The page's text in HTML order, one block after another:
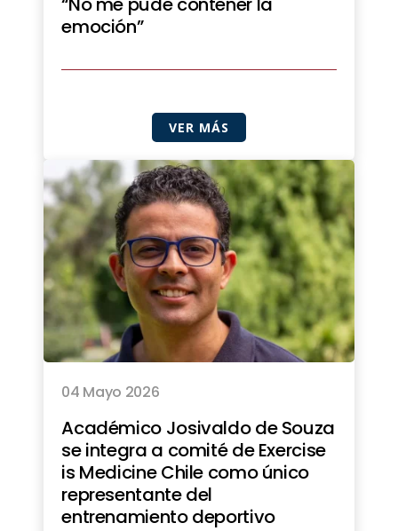
emoción”
VER MÁS
04 Mayo 2026
Académico Josivaldo de Souza
se integra a comité de Exercise
is Medicine Chile como único
representante del
entrenamiento deportivo